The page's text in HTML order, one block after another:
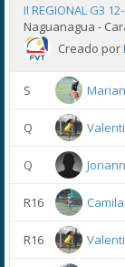
II REGIONAL G3
Naguanagua -
Creado por
S
Q
Q
R16
R16